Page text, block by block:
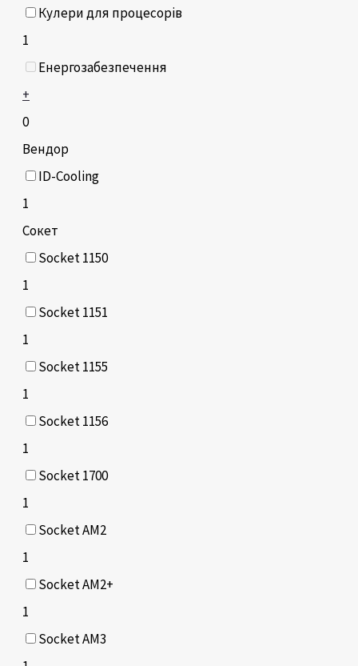
Кулери для процесорів
1
Енергозабезпечення
+
0
Вендор
ID-Cooling
1
Сокет
Socket 1150
1
Socket 1151
1
Socket 1155
1
Socket 1156
1
Socket 1700
1
Socket AM2
1
Socket AM2+
1
Socket AM3